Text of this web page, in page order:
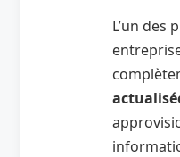
L’un des